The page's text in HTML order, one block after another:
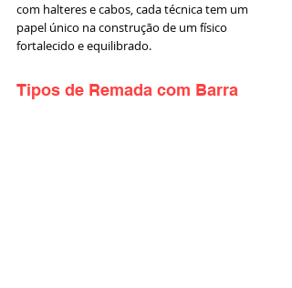
com halteres e cabos, cada técnica tem um
papel único na construção de um físico
fortalecido e equilibrado.
Tipos de Remada com Barra